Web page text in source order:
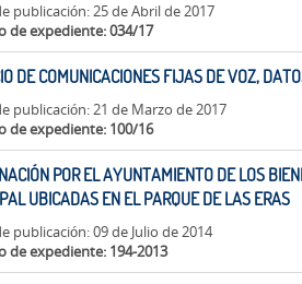
publicación: 25 de Abril de 2017
de expediente: 034/17
DE COMUNICACIONES FIJAS DE VOZ,
publicación: 21 de Marzo de 2017
de expediente: 100/16
POR EL AYUNTAMIENTO DE LOS
UBICADAS EN EL PARQUE DE LAS ERAS
publicación: 09 de Julio de 2014
de expediente: 194-2013